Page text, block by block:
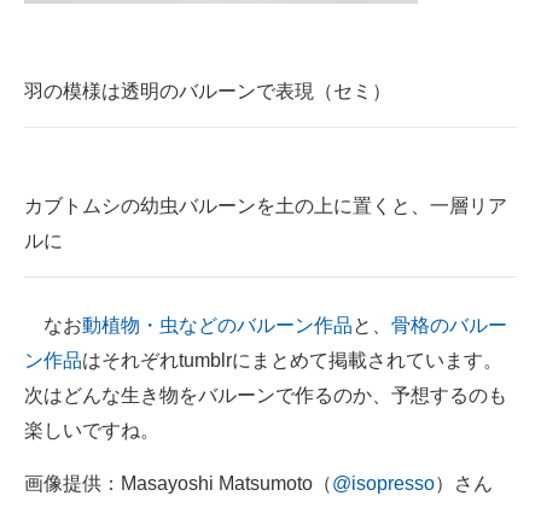
羽の模様は透明のバルーンで表現（セミ）
カブトムシの幼虫バルーンを土の上に置くと、一層リア
ルに
なお動植物・虫などのバルーン作品と、 骨格のバルー
ン作品はそれぞれtumblrにまとめて掲載されています。
次はどんな生き物をバルーンで作るのか、予想するのも
楽しいですね。
画像提供：Masayoshi Matsumoto（@isopresso）さん